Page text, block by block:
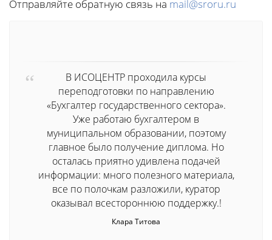
Отправляйте обратную связь на mail@sroru.ru
В ИСОЦЕНТР проходила курсы
переподготовки по направлению
«Бухгалтер государственного сектора».
Уже работаю бухгалтером в
муниципальном образовании, поэтому
главное было получение диплома. Но
осталась приятно удивлена подачей
информации: много полезного материала,
все по полочкам разложили, куратор
оказывал всестороннюю поддержку.!
Клара Титова